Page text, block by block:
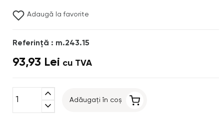
Adaugă la favorite
Referinţă : m.243.15
93,93 Lei cu TVA
expand_less
expand_more
Adăugați în coș